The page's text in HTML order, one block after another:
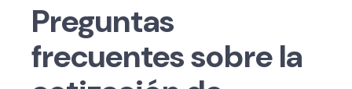
Preguntas
frecuentes sobre la